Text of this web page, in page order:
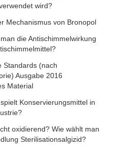
wird?
Mechanismus von Bronopol
die Antischimmelwirkung
Standards (nach
Ausgabe 2016
Material
Konservierungsmittel in
oxidierend? Wie wählt man
Sterilisationsalgizid?